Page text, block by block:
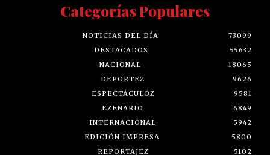
Categorías Populares
NOTICIAS DEL DÍA
73099
DESTACADOS
55632
NACIONAL
18065
DEPORTEZ
9626
ESPECTÁCULOZ
9581
EZENARIO
6849
INTERNACIONAL
5942
EDICIÓN IMPRESA
5800
REPORTAJEZ
5102